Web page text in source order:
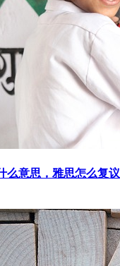
么意思，雅思怎么复议